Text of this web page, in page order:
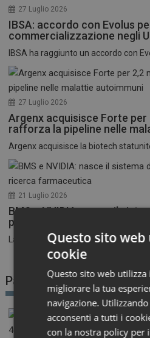
27 Luglio 2026
IBSA: accordo con Evolus
commercializzazione negli
IBSA ha raggiunto un accordo con
27 Luglio 2026
Argenx acquisisce Forte per
rafforza la pipeline nelle
Argenx acquisisce la biotech
21 Luglio 2026
BMS e NVIDIA: nasce il
per la ricerca farmaceutica
La corsa all’intelligenza artificiale
Patient Advocacy
Questo sito web
cookie
Questo sito web utilizza
migliorare la tua
navigazione.
acconsenti a tutti i
con la nostra policy per